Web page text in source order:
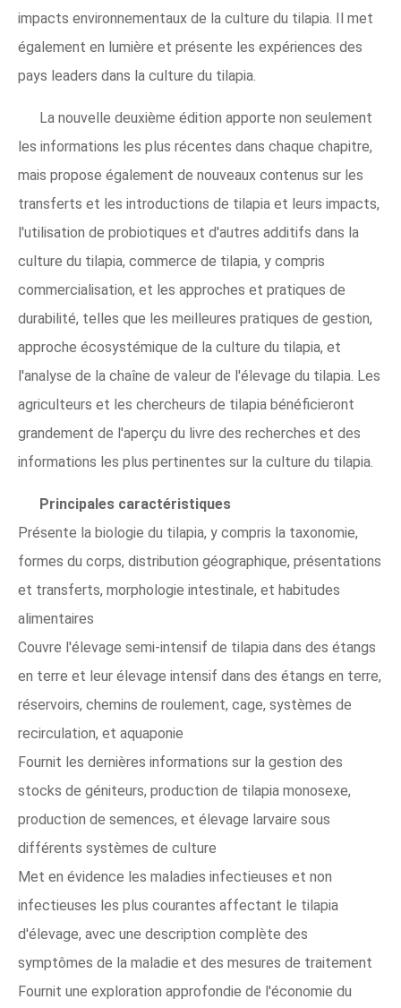
impacts environnementaux de la culture du tilapia. Il met
également en lumière et présente les expériences des
pays leaders dans la culture du tilapia.
La nouvelle deuxième édition apporte non seulement
les informations les plus récentes dans chaque chapitre,
mais propose également de nouveaux contenus sur les
transferts et les introductions de tilapia et leurs impacts,
l'utilisation de probiotiques et d'autres additifs dans la
culture du tilapia, commerce de tilapia, y compris
commercialisation, et les approches et pratiques de
durabilité, telles que les meilleures pratiques de gestion,
approche écosystémique de la culture du tilapia, et
l'analyse de la chaîne de valeur de l'élevage du tilapia. Les
agriculteurs et les chercheurs de tilapia bénéficieront
grandement de l'aperçu du livre des recherches et des
informations les plus pertinentes sur la culture du tilapia.
Principales caractéristiques
Présente la biologie du tilapia, y compris la taxonomie,
formes du corps, distribution géographique, présentations
et transferts, morphologie intestinale, et habitudes
alimentaires
Couvre l'élevage semi-intensif de tilapia dans des étangs
en terre et leur élevage intensif dans des étangs en terre,
réservoirs, chemins de roulement, cage, systèmes de
recirculation, et aquaponie
Fournit les dernières informations sur la gestion des
stocks de géniteurs, production de tilapia monosexe,
production de semences, et élevage larvaire sous
différents systèmes de culture
Met en évidence les maladies infectieuses et non
infectieuses les plus courantes affectant le tilapia
d'élevage, avec une description complète des
symptômes de la maladie et des mesures de traitement
Fournit une exploration approfondie de l'économie du